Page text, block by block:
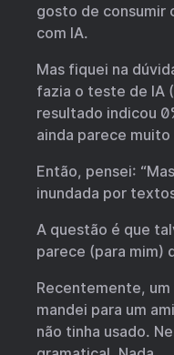
gosto de
com IA.
Mas fiquei na
fazia o teste de IA
resultado indicou
ainda parece
Então, pensei:
inundada por
A questão é que
parece (para mim)
Recentemente,
mandei para um
não tinha usado.